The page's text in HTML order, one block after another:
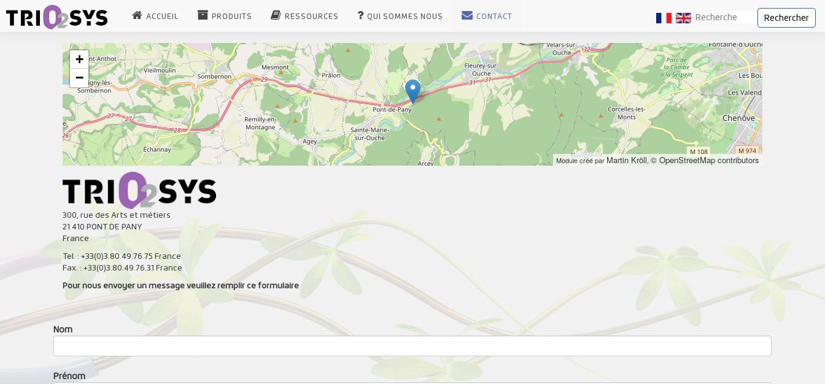
Rechercher
ACCUEIL PRODUITS RESSOURCES QUI SOMMES NOUS CONTACT
+
−
Module créé parMartin Kröll, © OpenStreetMap contributors
300, rue des Arts et métiers
21 410 PONT DE PANY
France
Tel. : +33(0)3.80.49.76.75 France
Fax. : +33(0)3.80.49.76.31 France
Pour nous envoyer un message veuillez remplir ce formulaire
Nom
Prénom